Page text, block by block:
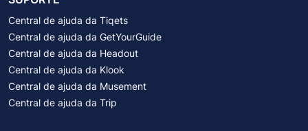
Central de ajuda da Tiqets
Central de ajuda da GetYourGuide
Central de ajuda da Headout
Central de ajuda da Klook
Central de ajuda da Musement
Central de ajuda da Trip